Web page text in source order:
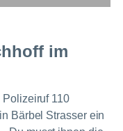
im
110
Bärbel Strasser ein